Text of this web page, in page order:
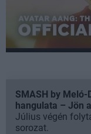
SMASH by
hangulata – Jön
Július végén
sorozat.